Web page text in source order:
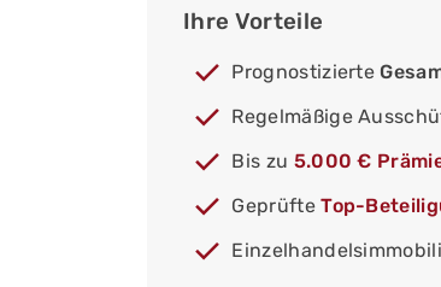
Ihre Vorteile
Prognostizierte
Regelmäßige
Bis zu 5.000 €
GeprüfteTop-